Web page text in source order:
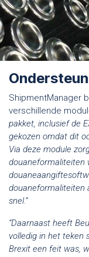
ShipmentManager
verschillende
pakket, inclusief de
gekozen omdat dit
Via deze module
douaneformaliteiten
douaneformaliteiten
snel.”
“Daarnaast heeft
volledig in het teken
Brexit een feit was,